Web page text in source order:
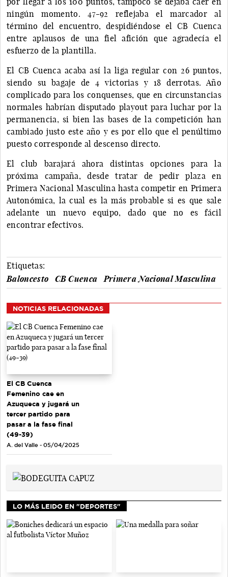
ningún momento. 47-92 reflejaba el marcador al
término del encuentro, despidiéndose el CB Cuenca
entre aplausos de una fiel afición que agradecía el
esfuerzo de la plantilla.
El CB Cuenca acaba así la liga regular con 26 puntos,
siendo su bagaje de 4 victorias y 18 derrotas. Año
complicado para los conquenses, que en circunstancias
normales habrían disputado playout para luchar por la
permanencia, si bien las bases de la competición han
cambiado justo este año y es por ello que el penúltimo
puesto corresponde al descenso directo.
El club barajará ahora distintas opciones para la
próxima campaña, desde tratar de pedir plaza en
Primera Nacional Masculina hasta competir en Primera
Autonómica, la cual es la más probable si es que sale
adelante un nuevo equipo, dado que no es fácil
encontrar efectivos.
Etiquetas:
Baloncesto
CB Cuenca Primera Nacional Masculina
NOTICIAS RELACIONADAS
El CB Cuenca
Femenino cae en
Azuqueca y jugará un
tercer partido para
pasar a la fase final
(49-39)
A. del Valle - 05/04/2025
LO MÁS LEIDO EN "DEPORTES"